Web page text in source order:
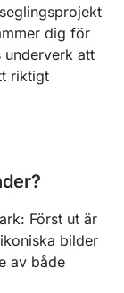
dig för
underverk att
riktigt
Först ut är
bilder
av både